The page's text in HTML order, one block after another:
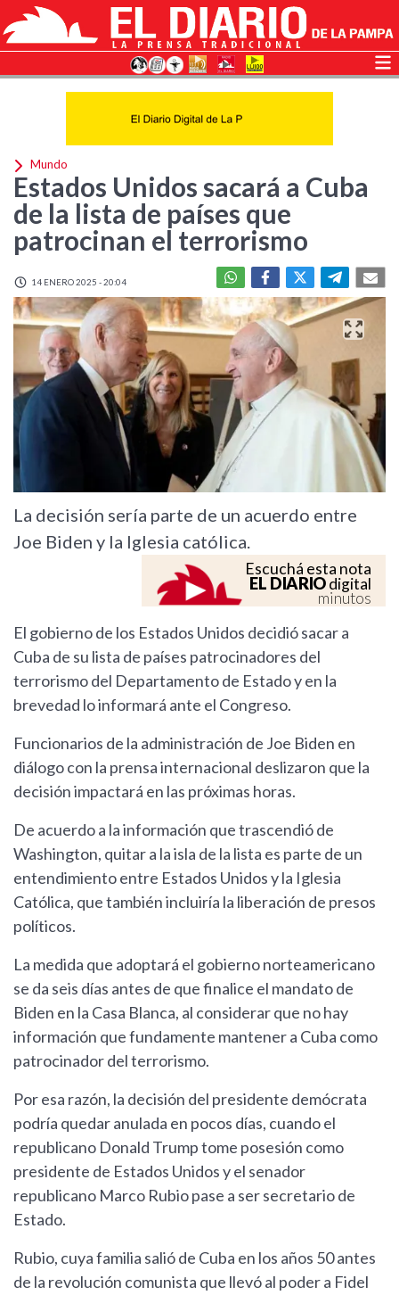
Mundo
Estados Unidos sacará a Cuba
de la lista de países que
patrocinan el terrorismo
14 ENERO 2025 - 20:04
La decisión sería parte de un acuerdo entre
Joe Biden y la Iglesia católica.
Escuchá esta nota
EL DIARIOdigital
minutos
El gobierno de los Estados Unidos decidió sacar a
Cuba de su lista de países patrocinadores del
terrorismo del Departamento de Estado y en la
brevedad lo informará ante el Congreso.
Funcionarios de la administración de Joe Biden en
diálogo con la prensa internacional deslizaron que la
decisión impactará en las próximas horas.
De acuerdo a la información que trascendió de
Washington, quitar a la isla de la lista es parte de un
entendimiento entre Estados Unidos y la Iglesia
Católica, que también incluiría la liberación de presos
políticos.
La medida que adoptará el gobierno norteamericano
se da seis días antes de que finalice el mandato de
Biden en la Casa Blanca, al considerar que no hay
información que fundamente mantener a Cuba como
patrocinador del terrorismo.
Por esa razón, la decisión del presidente demócrata
podría quedar anulada en pocos días, cuando el
republicano Donald Trump tome posesión como
presidente de Estados Unidos y el senador
republicano Marco Rubio pase a ser secretario de
Estado.
Rubio, cuya familia salió de Cuba en los años 50 antes
de la revolución comunista que llevó al poder a Fidel